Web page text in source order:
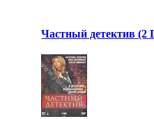
Частный детектив (2